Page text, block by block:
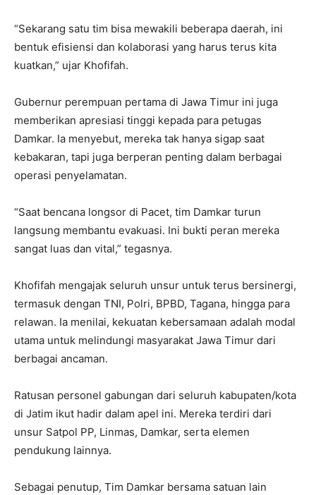
“Sekarang satu tim bisa mewakili beberapa daerah, ini
bentuk efisiensi dan kolaborasi yang harus terus kita
kuatkan,” ujar Khofifah.
Gubernur perempuan pertama di Jawa Timur ini juga
memberikan apresiasi tinggi kepada para petugas
Damkar. Ia menyebut, mereka tak hanya sigap saat
kebakaran, tapi juga berperan penting dalam berbagai
operasi penyelamatan.
“Saat bencana longsor di Pacet, tim Damkar turun
langsung membantu evakuasi. Ini bukti peran mereka
sangat luas dan vital,” tegasnya.
Khofifah mengajak seluruh unsur untuk terus bersinergi,
termasuk dengan TNI, Polri, BPBD, Tagana, hingga para
relawan. Ia menilai, kekuatan kebersamaan adalah modal
utama untuk melindungi masyarakat Jawa Timur dari
berbagai ancaman.
Ratusan personel gabungan dari seluruh kabupaten/kota
di Jatim ikut hadir dalam apel ini. Mereka terdiri dari
unsur Satpol PP, Linmas, Damkar, serta elemen
pendukung lainnya.
Sebagai penutup, Tim Damkar bersama satuan lain